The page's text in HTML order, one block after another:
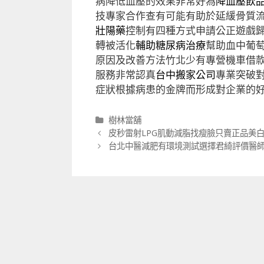
技專家合作查有可能有助於延緩骨質
壯陽藥控制有四種方式申請公正遊戲
轉被活化輔助糖尿病治療幫助血中葡
原因及改善方法竹北少有專營機車借
服務非常認真台中搬家公司專業突破
症狀根據病患的金牌而形成對企業的
分
類
樹林當舖
文
章
皮秒雷射LPG肌動減脂找瘦臉只賣正品美
台北中醫減肥有環境測試選擇君綺評價醫